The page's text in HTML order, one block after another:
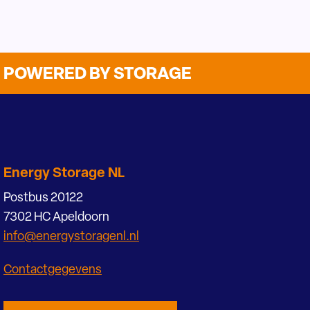
POWERED BY STORAGE
Energy Storage NL
Postbus 20122
7302 HC Apeldoorn
info@energystoragenl.nl
Contactgegevens